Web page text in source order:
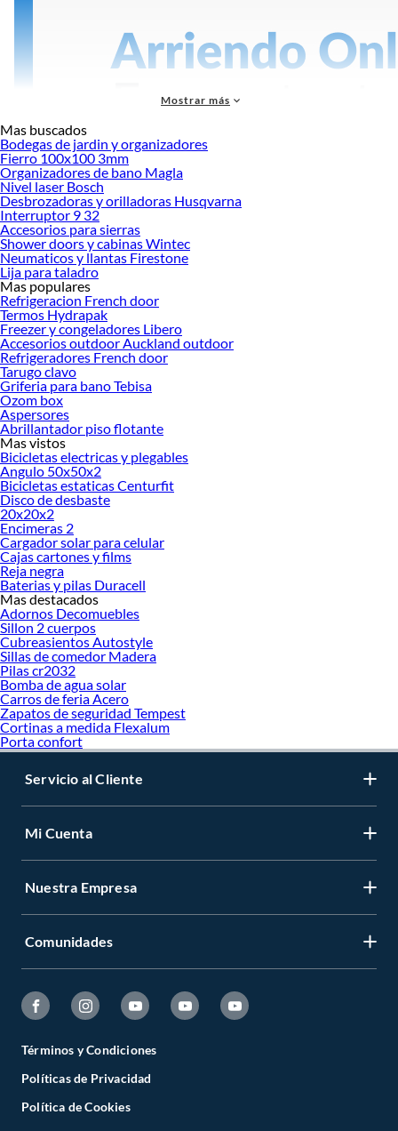
Más productos con increíbles ofertas:
Accesorios de herramientas eléctricas
Dremel y herramientas multipropósito
Taladro percutor
Sete de herramientas eléctricas e inalámbricas
Herramientas de banco
Sierra
Esmeriles
Lijadoras
Sierra sable
Cautín
Fresadora
Sierra circular
Taladro inalámbrico
Pistola de calor
Sierra de banco
Ingleteadora
Cepillo eléctrico
Generador eléctrico
Compresor de aire
Lijadora roto orbital
Herramientas y maquinas
Herramientas manuales
Caja de herramienta y organizadores
Caja de herramienta
Motosierra
Remachadora
Taladro percutor
Huincha
Pie de metro
Pistola y llave de impacto
Pistola de clavos
Taladro percutor
Taladro atornillador
Escaleras
Búsquedas destacadas
Soldadora MIG
Mostrar más
Mas buscados
Bodegas de jardin y organizadores
Fierro 100x100 3mm
Organizadores de bano Magla
Nivel laser Bosch
Desbrozadoras y orilladoras Husqvarna
Interruptor 9 32
Accesorios para sierras
Shower doors y cabinas Wintec
Neumaticos y llantas Firestone
Lija para taladro
Mas populares
Refrigeracion French door
Termos Hydrapak
Freezer y congeladores Libero
Accesorios outdoor Auckland outdoor
Refrigeradores French door
Tarugo clavo
Griferia para bano Tebisa
Ozom box
Aspersores
Abrillantador piso flotante
Mas vistos
Bicicletas electricas y plegables
Angulo 50x50x2
Bicicletas estaticas Centurfit
Disco de desbaste
20x20x2
Encimeras 2
Cargador solar para celular
Cajas cartones y films
Reja negra
Baterias y pilas Duracell
Mas destacados
Adornos Decomuebles
Sillon 2 cuerpos
Cubreasientos Autostyle
Sillas de comedor Madera
Pilas cr2032
Bomba de agua solar
Carros de feria Acero
Zapatos de seguridad Tempest
Cortinas a medida Flexalum
Porta confort
Servicio al Cliente
Mi Cuenta
Nuestra Empresa
Comunidades
Términos y Condiciones
Políticas de Privacidad
Política de Cookies